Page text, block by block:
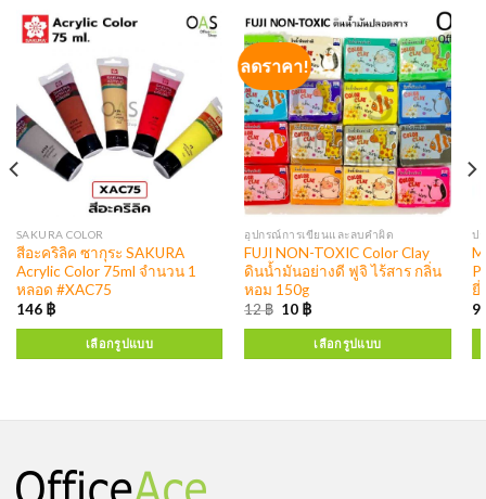
SAKURA COLOR
สีอะคริลิค ซากุระ SAKURA
Acrylic Color 75ml จำนวน 1
หลอด #XAC75
146 ฿
เลือกรูปแบบ
ลดราคา!
อุปกรณ์การเขียนและลบคำผิด
FUJI NON-TOXIC Color Clay
ดินน้ำมันอย่างดี ฟูจิ ไร้สาร กลิ่น
หอม 150g
12฿ 10 ฿
เลือกรูปแบบ
ป
ยี่